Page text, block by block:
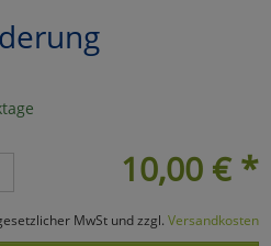
10,00 € *
MwSt und zzgl. Versandkosten
speichern